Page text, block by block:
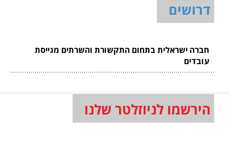
דרושים
חברה ישראלית בתחום התקשורת והשרתים מגייסת
עובדים
הירשמו לניוזלטר שלנו